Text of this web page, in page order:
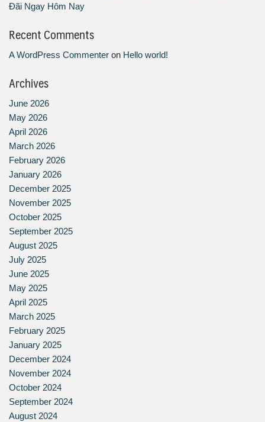
Đãi Ngay Hôm Nay
Recent Comments
A WordPress Commenter on Hello world!
Archives
June 2026
May 2026
April 2026
March 2026
February 2026
January 2026
December 2025
November 2025
October 2025
September 2025
August 2025
July 2025
June 2025
May 2025
April 2025
March 2025
February 2025
January 2025
December 2024
November 2024
October 2024
September 2024
August 2024